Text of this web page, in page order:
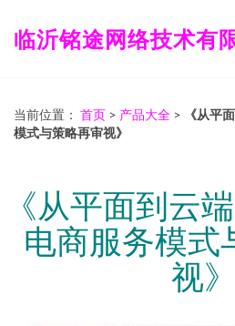
临沂铭途网络技术有
当前位置： 首页 > 产品大全 >
《从平
模式与策略再审视》
《从平面到云
电商服务模式
视》